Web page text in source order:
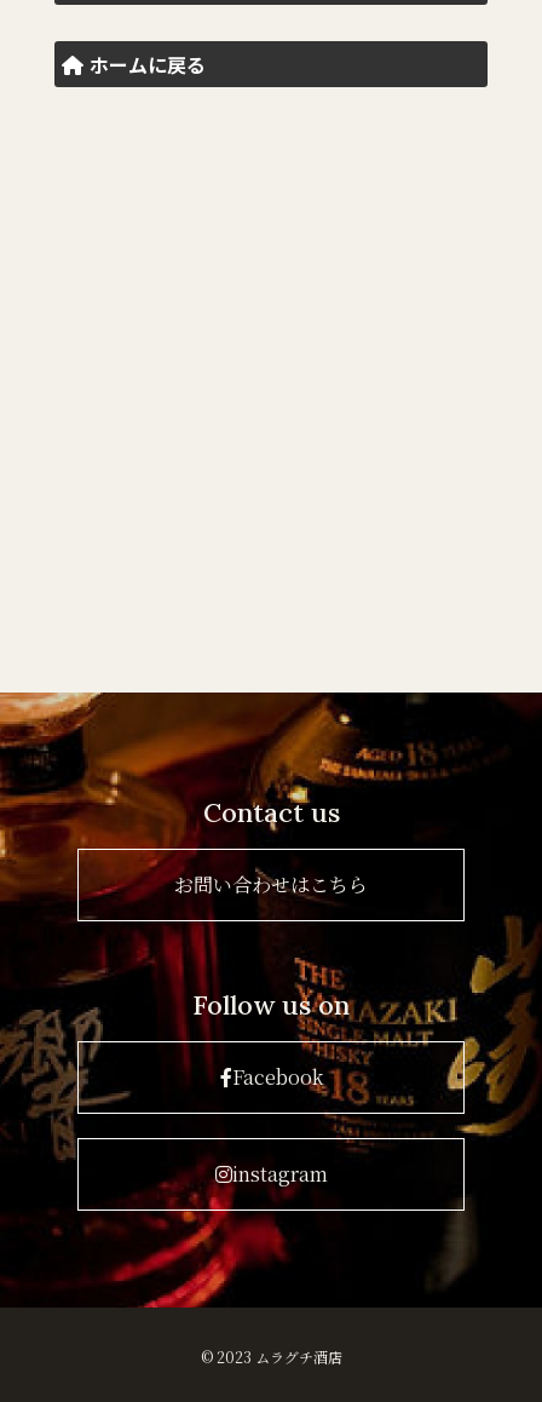
ホームに戻る
Contact us
お問い合わせはこちら
Follow us on
Facebook
instagram
© 2023 ムラグチ酒店